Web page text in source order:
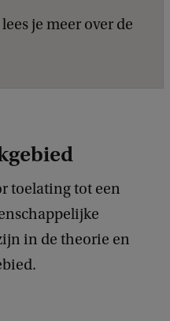
lees je meer over de
toelating tot een
in de theorie en